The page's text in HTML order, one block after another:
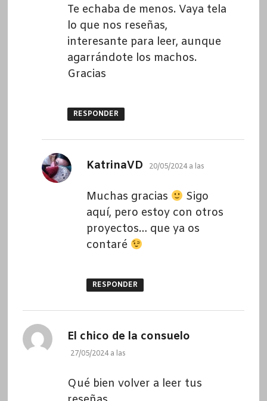
Te echaba de menos. Vaya tela
lo que nos reseñas,
interesante para leer, aunque
agarrándote los machos.
Gracias
RESPONDER
KatrinaVD dice:
20/05/2024 a las
Muchas gracias
Sigo
aquí, pero estoy con otros
proyectos… que ya os
contaré
RESPONDER
El chico de la consuelo
27/05/2024 a las
Qué bien volver a leer tus